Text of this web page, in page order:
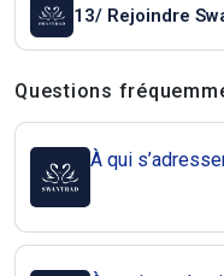
13/ Rejoindre
Questions
Questions
À qui